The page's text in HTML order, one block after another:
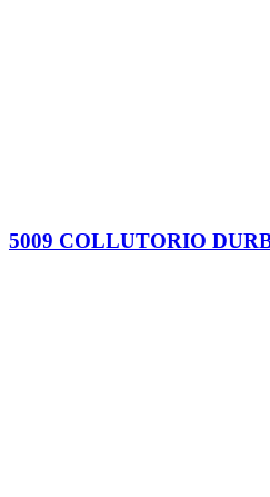
5009 COLLUTORIO